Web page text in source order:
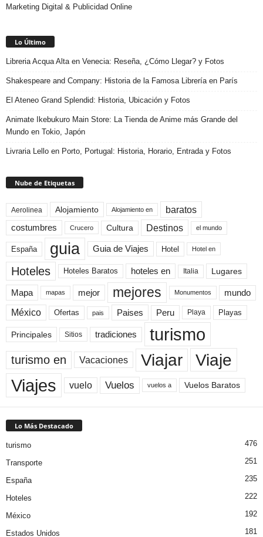
Marketing Digital & Publicidad Online
Lo Último
Libreria Acqua Alta en Venecia: Reseña, ¿Cómo Llegar? y Fotos
Shakespeare and Company: Historia de la Famosa Librería en París
El Ateneo Grand Splendid: Historia, Ubicación y Fotos
Animate Ikebukuro Main Store: La Tienda de Anime más Grande del
Mundo en Tokio, Japón
Livraria Lello en Porto, Portugal: Historia, Horario, Entrada y Fotos
Nube de Etiquetas
Aerolinea Alojamiento Alojamiento en baratos
costumbres Crucero Cultura Destinos el mundo
España guia Guia de Viajes Hotel Hotel en
Hoteles Hoteles Baratos hoteles en Italia Lugares
Mapa mapas mejor mejores Monumentos mundo
México Ofertas pais Paises Peru Playa Playas
Principales Sitios tradiciones turismo
turismo en Vacaciones Viajar Viaje
Viajes vuelo Vuelos vuelos a Vuelos Baratos
Lo Más Destacado
turismo 476
Transporte 251
España 235
Hoteles 222
México 192
Estados Unidos 181